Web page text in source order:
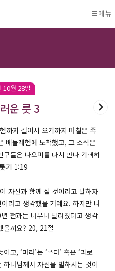
메뉴
10월 28일
운 룻 3
까지 걸어서 오기까지 며칠은 족
베들레헴에 도착했고, 그 소식은
구들은 나오미를 다시 만나 기뻐하
기 1:19
자신과 함께 살 것이라고 말하자
라고 생각했을 거예요. 하지만 나
전과는 너무나 달라졌다고 생각
을까요? 20, 21절
고, ‘마라’는 ‘쓰다’ 혹은 ‘괴로
하나님께서 자신을 벌하시는 것이